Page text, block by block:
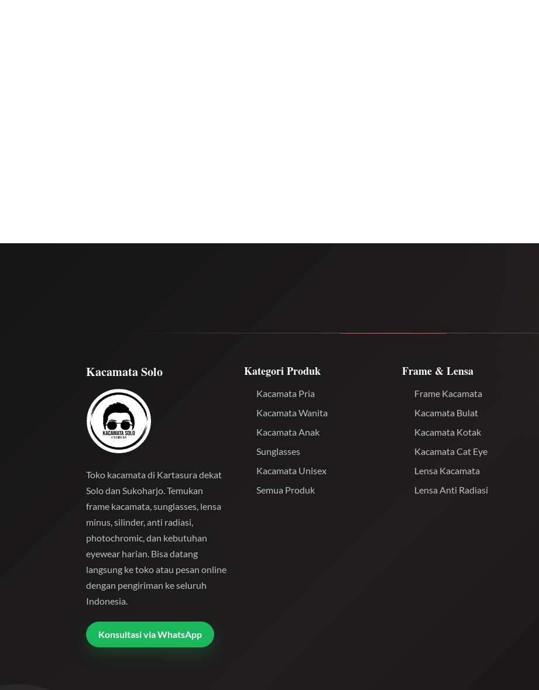
Kacamata Solo
Toko kacamata di Kartasura dekat
Solo dan Sukoharjo. Temukan
frame kacamata, sunglasses, lensa
minus, silinder, anti radiasi,
photochromic, dan kebutuhan
eyewear harian. Bisa datang
langsung ke toko atau pesan online
dengan pengiriman ke seluruh
Indonesia.
Konsultasi via WhatsApp
Kategori Produk
Kacamata Pria
Kacamata Wanita
Kacamata Anak
Sunglasses
Kacamata Unisex
Semua Produk
Frame & Lensa
Frame Kacamata
Kacamata Bulat
Kacamata Kotak
Kacamata Cat Eye
Lensa Kacamata
Lensa Anti Radiasi